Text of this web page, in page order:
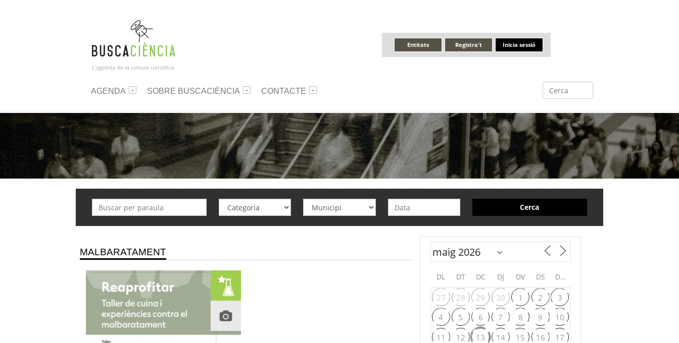
L’agenda de la cultura científica
Inicia sessió
Registra't
Entitats
AGENDA SOBRE BUSCACIÈNCIA CONTACTE
Cerca
MALBARATAMENT
DL DT DC DJ DV DS DG
27 28 29 30 1 2
3
4
5 6 7 8 9
10
11
12 13 14 15 16
17